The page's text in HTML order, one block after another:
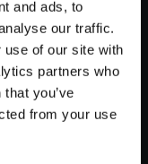
and ads, to
our traffic.
use of our site with
partners who
you’ve
from your use
タ オリジナル
ク Memories Ar